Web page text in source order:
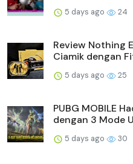
5 days ago 24
Review Nothing
Ciamik dengan
5 days ago 25
PUBG MOBILE
dengan 3 Mode
5 days ago 30